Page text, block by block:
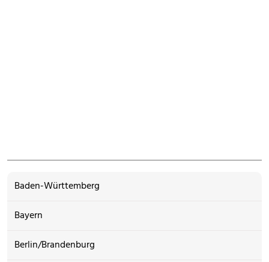
Baden-Württemberg
Bayern
Berlin/Brandenburg